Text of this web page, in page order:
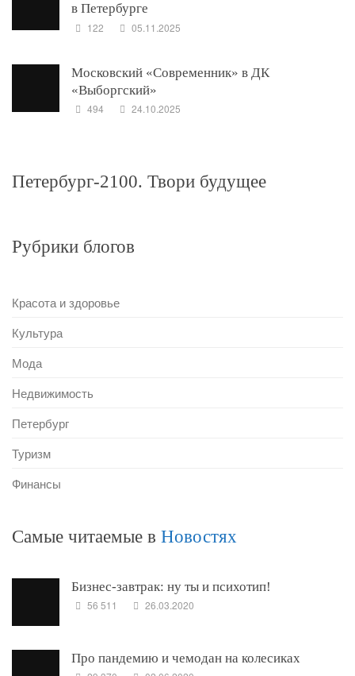
в Петербурге
122 05.11.2025
Московский «Современник» в ДК
«Выборгский»
494 24.10.2025
Петербург-2100. Твори будущее
Рубрики блогов
Красота и здоровье
Культура
Мода
Недвижимость
Петербург
Туризм
Финансы
Самые читаемые в Новостях
Бизнес-завтрак: ну ты и психотип!
56 511 26.03.2020
Про пандемию и чемодан на колесиках